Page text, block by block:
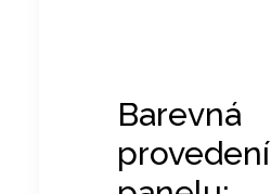
Barevná
provedení